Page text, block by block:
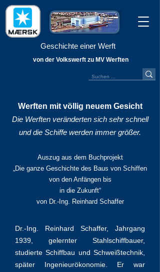
Geschichte einer Werft
von der Volkswerft zu MV Werften
Werften mit völlig neuem Gesicht
Die Werften veränderten sich sehr schnell
und die Schiffe werden immer größer.
Auszug aus dem Buchprojekt
„Die ganze Geschichte des Baus von Schiffen
von den Anfängen bis
in die Zukunft“
von Dr.-Ing. Reinhard Schaffer
Dr.-Ing. Reinhard Schaffer, Jahrgang
1939, gelernter Stahlschiffbauer,
studierte Schiffbau und Schweißtechnik,
später Ingenieurökonomie. Er war